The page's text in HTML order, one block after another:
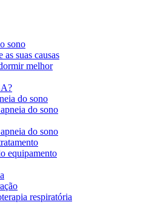
sono
as suas causas
melhor
do sono
do sono
do sono
equipamento
respiratória